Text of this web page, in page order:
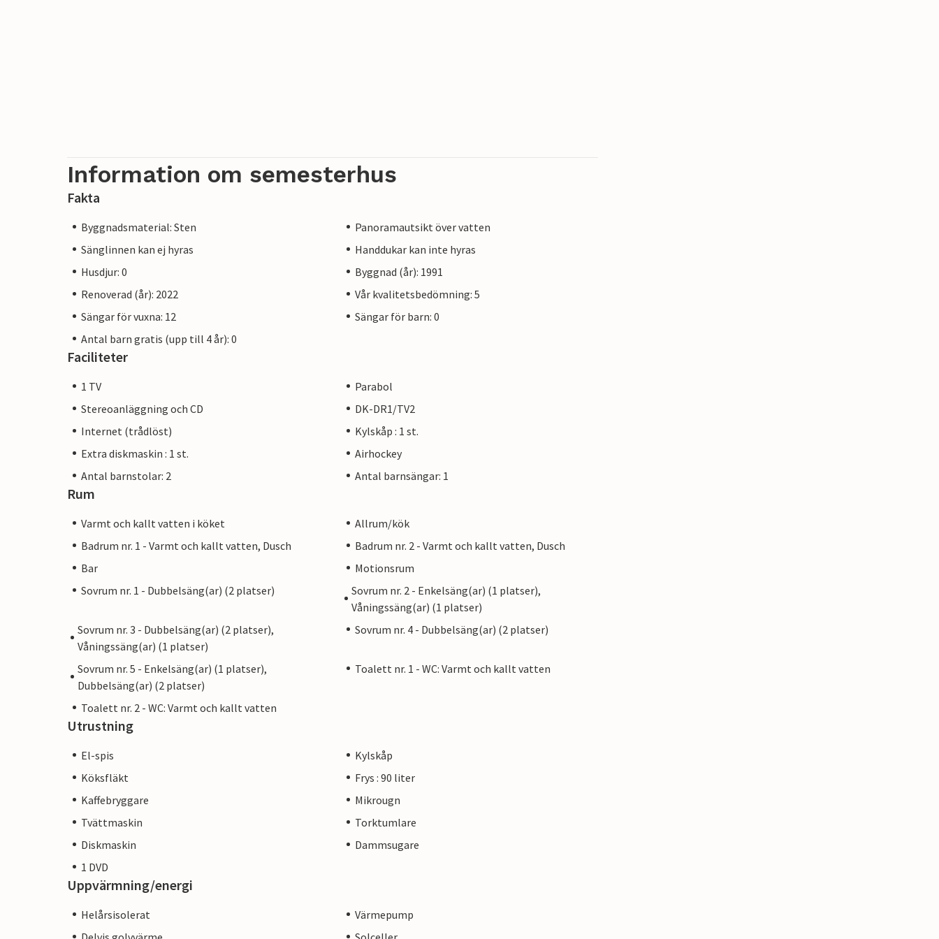
Information om semesterhus
Fakta
Byggnadsmaterial: Sten
Panoramautsikt över vatten
Sänglinnen kan ej hyras
Handdukar kan inte hyras
Husdjur: 0
Byggnad (år): 1991
Renoverad (år): 2022
Vår kvalitetsbedömning: 5
Sängar för vuxna: 12
Sängar för barn: 0
Antal barn gratis (upp till 4 år): 0
Faciliteter
1 TV
Parabol
Stereoanläggning och CD
DK-DR1/TV2
Internet (trådlöst)
Kylskåp : 1 st.
Extra diskmaskin : 1 st.
Airhockey
Antal barnstolar: 2
Antal barnsängar: 1
Rum
Varmt och kallt vatten i köket
Allrum/kök
Badrum nr. 1 - Varmt och kallt vatten, Dusch
Badrum nr. 2 - Varmt och kallt vatten, Dusch
Bar
Motionsrum
Sovrum nr. 1 - Dubbelsäng(ar) (2 platser)
Sovrum nr. 2 - Enkelsäng(ar) (1 platser),
Våningssäng(ar) (1 platser)
Sovrum nr. 3 - Dubbelsäng(ar) (2 platser),
Våningssäng(ar) (1 platser)
Sovrum nr. 4 - Dubbelsäng(ar) (2 platser)
Sovrum nr. 5 - Enkelsäng(ar) (1 platser),
Dubbelsäng(ar) (2 platser)
Toalett nr. 1 - WC: Varmt och kallt vatten
Toalett nr. 2 - WC: Varmt och kallt vatten
Utrustning
El-spis
Kylskåp
Köksfläkt
Frys : 90 liter
Kaffebryggare
Mikrougn
Tvättmaskin
Torktumlare
Diskmaskin
Dammsugare
1 DVD
Uppvärmning/energi
Helårsisolerat
Värmepump